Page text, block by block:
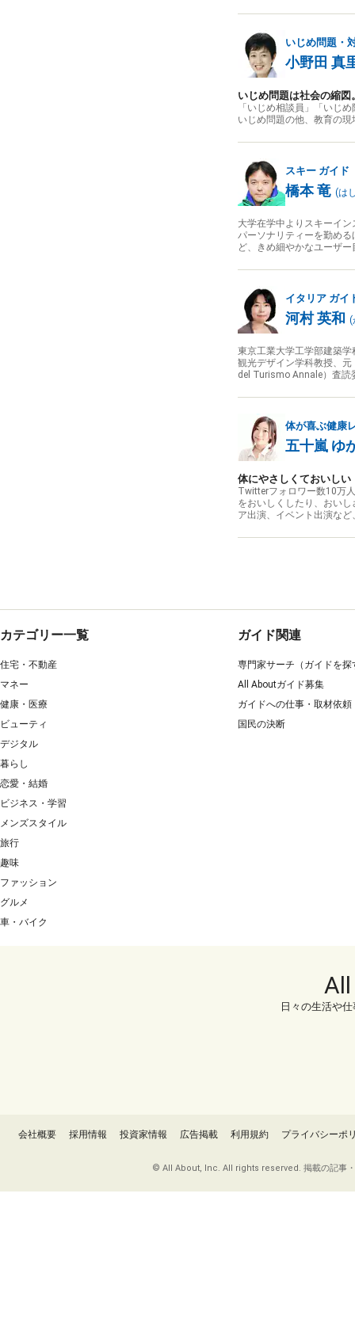
いじめ問題・
小野田 真
いじめ問題は社会の縮
「いじめ相談員」「いじ
いじめ問題の他、教育の
スキー ガイド
橋本 竜 (は
大学在学中よりスキーイ
パーソナリティーを勤め
ど、きめ細やかなユーザ
イタリア ガイ
河村 英和 (
東京工業大学工学部建築
観光デザイン学科教授、
del Turismo Annale）査読
体が喜ぶ健康
五十嵐 ゆ
体にやさしくておいし
Twitterフォロワー数10万
をおいしくしたり、おい
ア出演、イベント出演な
カテゴリー一覧
住宅・不動産
マネー
健康・医療
ビューティ
デジタル
暮らし
恋愛・結婚
ビジネス・学習
メンズスタイル
旅行
趣味
ファッション
グルメ
車・バイク
ガイド関連
専門家サーチ（ガイドを探
All Aboutガイド募集
ガイドへの仕事・取材依頼
国民の決断
日々の生活や
会社概要 採用情報 投資家情報 広告掲載 利用規約 プライバシーポ
© All About, Inc. All rights reserved. 掲載の記事・